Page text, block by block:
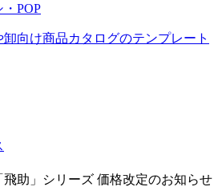
POP
向け商品カタログのテンプレート
助」シリーズ 価格改定のお知らせ